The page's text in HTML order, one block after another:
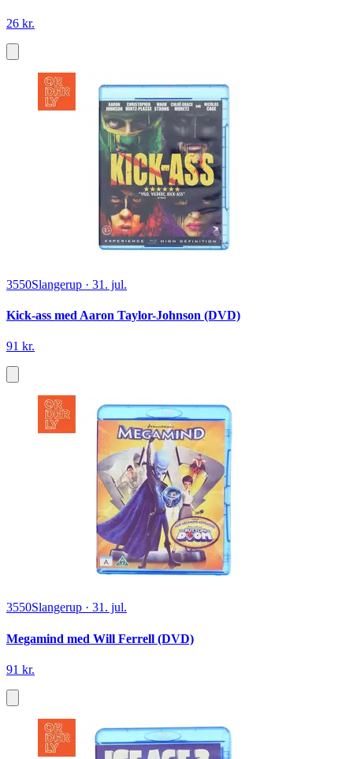
26 kr.
3550Slangerup · 31. jul.
Kick-ass med Aaron Taylor-Johnson (DVD)
91 kr.
3550Slangerup · 31. jul.
Megamind med Will Ferrell (DVD)
91 kr.